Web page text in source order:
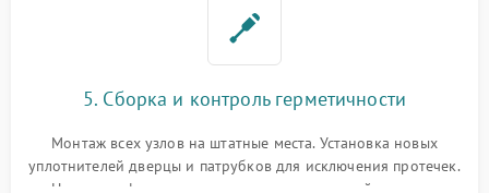
5. Сборка и контроль герметичности
Монтаж всех узлов на штатные места. Установка новых
уплотнителей дверцы и патрубков для исключения протечек.
Надежная фиксация хомутов гидравлической системы,